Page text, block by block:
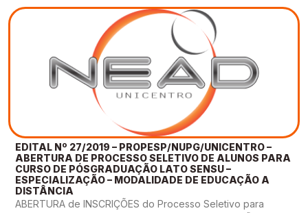
EDITAL Nº 27/2019 – PROPESP/NUPG/UNICENTRO –
ABERTURA DE PROCESSO SELETIVO DE ALUNOS PARA
CURSO DE PÓSGRADUAÇÃO LATO SENSU –
ESPECIALIZAÇÃO – MODALIDADE DE EDUCAÇÃO A
DISTÂNCIA
ABERTURA de INSCRIÇÕES do Processo Seletivo para